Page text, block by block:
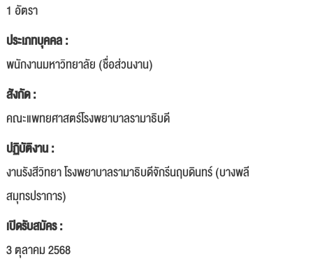
1 อัตรา
ประเภทบุคคล :
พนักงานมหาวิทยาลัย (ชื่อส่วนงาน)
สังกัด :
คณะแพทยศาสตร์โรงพยาบาลรามาธิบดี
ปฏิบัติงาน :
งานรังสีวิทยา โรงพยาบาลรามาธิบดีจักรีนฤบดินทร์ (บางพลี
สมุทรปราการ)
เปิดรับสมัคร :
3 ตุลาคม 2568